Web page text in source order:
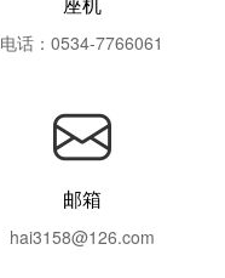
电话：0534-7766061
邮箱
hai3158@126.com